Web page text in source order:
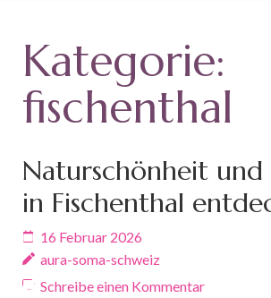
Kategorie:
fischenthal
Naturschönheit und
in Fischenthal
16 Februar 2026
aura-soma-schweiz
Schreibe einen Kommentar